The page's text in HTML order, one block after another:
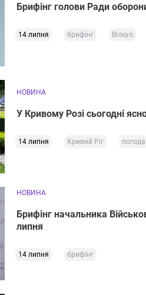
Брифінг голови Ради
14 липня брифінг Вілкул
НОВИНА
У Кривому Розі сьогодні
14 липня Кривий Ріг погода
НОВИНА
Брифінг начальника
липня
14 липня брифінг